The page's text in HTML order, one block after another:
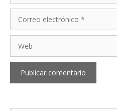
electrónico